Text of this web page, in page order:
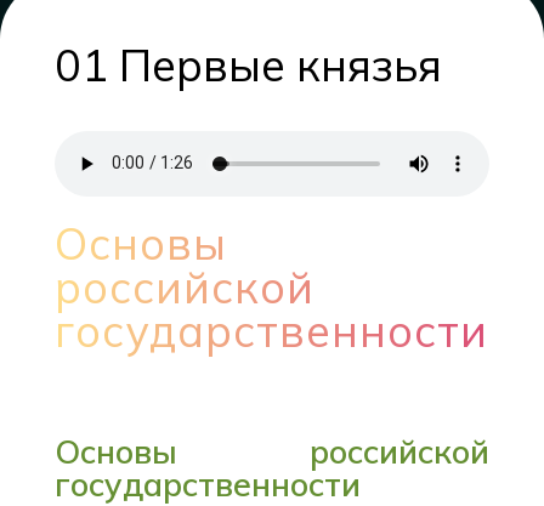
01 Первые князья
Основы
российской
государственности
Основы российской
государственности